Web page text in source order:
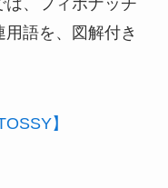
は、フィボナッチ
語を、図解付き
】